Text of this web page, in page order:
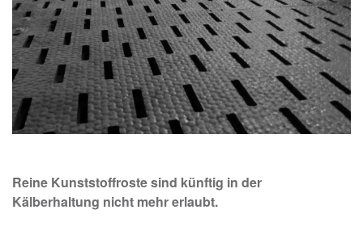
Reine Kunststoffroste sind künftig in der
Kälberhaltung nicht mehr erlaubt.